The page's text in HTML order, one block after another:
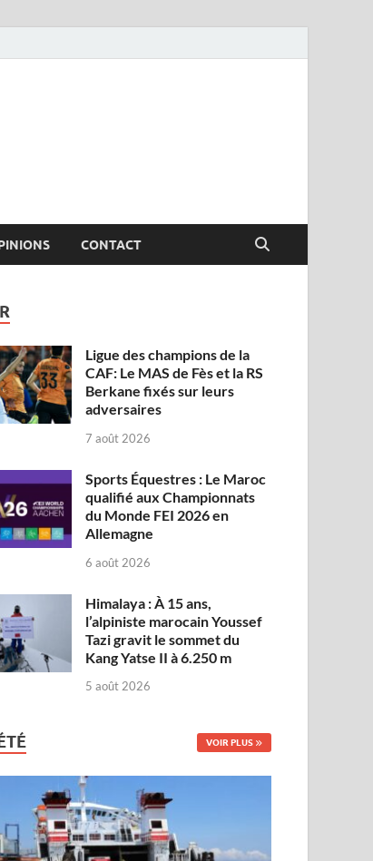
CONTACT
Ligue des champions de la
CAF: Le MAS de Fès et la RS
Berkane fixés sur leurs
adversaires
7 août 2026
Sports Équestres : Le Maroc
qualifié aux Championnats
du Monde FEI 2026 en
Allemagne
6 août 2026
Himalaya : À 15 ans,
l’alpiniste marocain Youssef
Tazi gravit le sommet du
Kang Yatse II à 6.250 m
5 août 2026
VOIR PLUS